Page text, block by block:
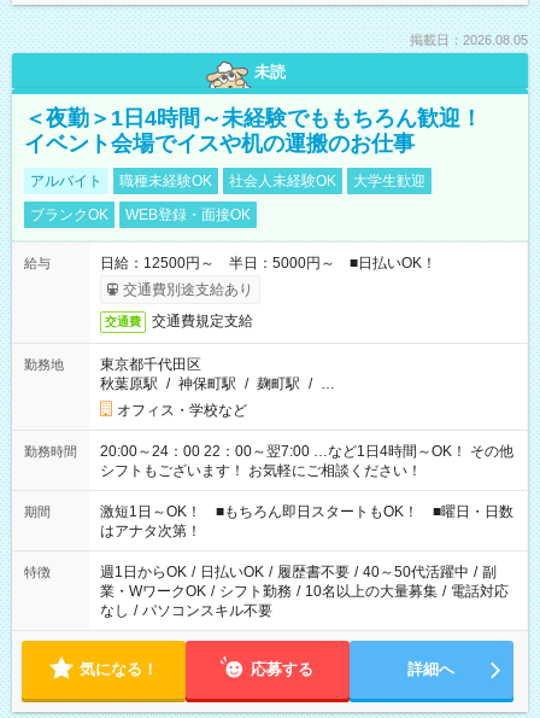
掲載日：2026.08.05
未読
＜夜勤＞1日4時間～未経験でももちろん歓迎！
イベント会場でイスや机の運搬のお仕事
アルバイト 職種未経験OK 社会人未経験OK
大学生歓迎
ブランクOK
WEB登録・面接OK
給与
日給：12500円～ 半日：5000円～ ■日払いOK！
交通費別途支給あり
交通費 交通費規定支給
勤務地
東京都千代田区
秋葉原駅 / 神保町駅 / 麹町駅 / …
オフィス・学校など
勤務時間
20:00～24：00 22：00～翌7:00 …など1日4時間～OK！ その他
シフトもございます！ お気軽にご相談ください！
期間
激短1日～OK！ ■もちろん即日スタートもOK！ ■曜日・日数
はアナタ次第！
特徴 週1日からOK / 日払いOK / 履歴書不要 / 40～50代活躍中 / 副
業・WワークOK / シフト勤務 / 10名以上の大量募集 / 電話対応
なし / パソコンスキル不要
気になる！ 応募する 詳細へ